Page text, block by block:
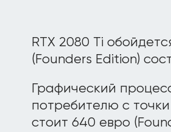
RTX 2080 Ti
(Founders Edition)
Графический
потребителю с
стоит 640 евро